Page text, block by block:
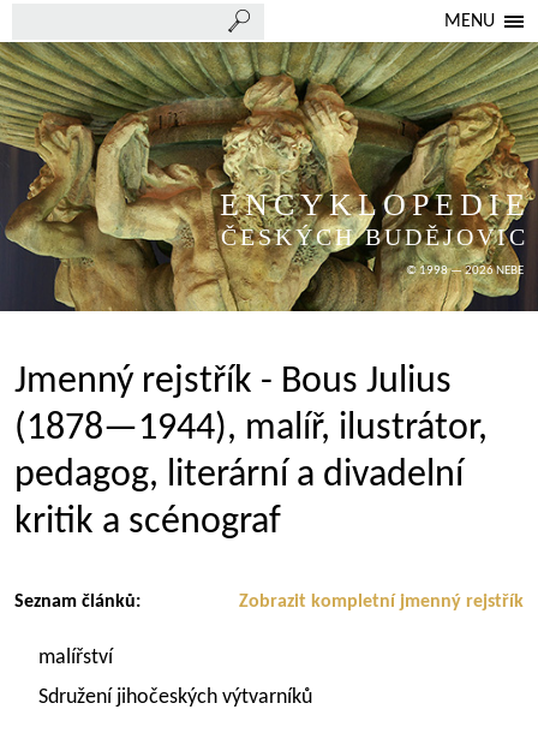
MENU
ENCYKLOPEDIE
ČESKÝCH BUDĚJOVIC
© 1998 — 2026 NEBE
Jmenný rejstřík - Bous Julius
(1878—1944), malíř, ilustrátor,
pedagog, literární a divadelní
kritik a scénograf
Zobrazit kompletní jmenný rejstřík
Seznam článků:
malířství
Sdružení jihočeských výtvarníků